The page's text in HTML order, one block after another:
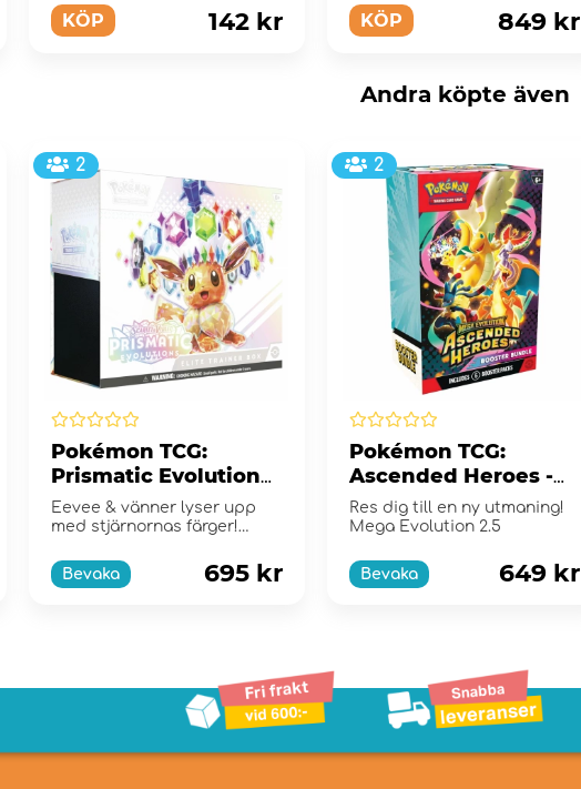
KÖP 142 kr KÖP 849 kr
Andra köpte även
2
Pokémon TCG:
Prismatic Evolutions
Elite Trainer Box
Eevee & vänner lyser upp
med stjärnornas färger!
Bevaka
695 kr
2
Pokémon TCG:
Ascended Heroes -
Booster Bundle
Res dig till en ny utmaning!
Mega Evolution 2.5
Bevaka 649 kr